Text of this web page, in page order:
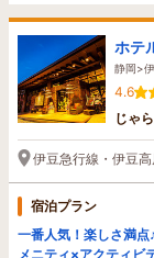
ホテ
静岡>
4.6
じゃ
伊豆急行線・伊豆
宿泊プラン
一番人気！楽しさ満
メニティ×アクティビ